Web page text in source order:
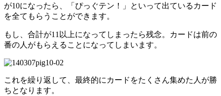
が10になったら、「ぴっぐテン！」といって出ているカード
を全てもらうことができます。
もし、合計が11以上になってしまったら残念。カードは前の
番の人がもらえることになってしまいます。
これを繰り返して、最終的にカードをたくさん集めた人が勝
ちとなります。